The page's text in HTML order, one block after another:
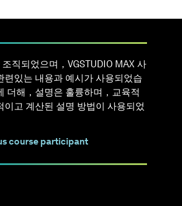
조직되었으며，VGSTUDIO MAX 사
련있는 내용과 예시가 사용되었습
더해，설명은 훌륭하며，교육적
이고 계산된 설명 방법이 사용되었
course participant